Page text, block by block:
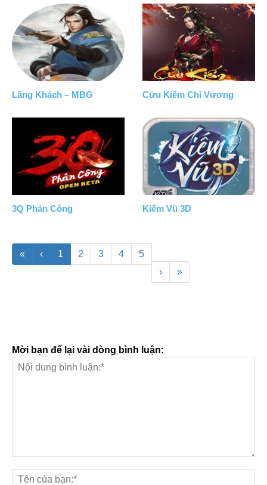
Lãng Khách – MBG Cửu Kiếm Chi Vương
3Q Phản Công Kiếm Vũ 3D
« ‹ 1 2 3 4
5
›
»
Mời bạn để lại vài dòng bình luận: